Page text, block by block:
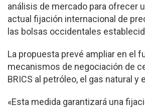
análisis de mercado para ofrecer
actual fijación internacional de
las bolsas occidentales
La propuesta prevé ampliar en el
mecanismos de negociación de
BRICS al petróleo, el gas natural y
«Esta medida garantizará una